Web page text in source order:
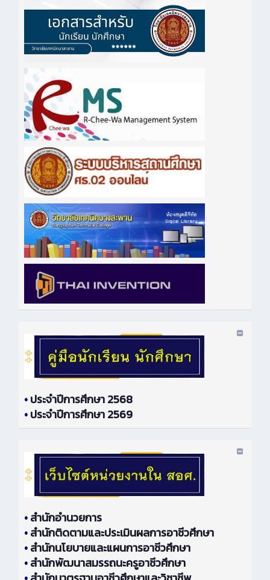
•ประจำปีการศึกษา 2568
•ประจำปีการศึกษา 2569
•สำนักอำนวยการ
•สำนักติดตามและประเมินผลการอาชีวศึกษา
•สำนักนโยบายและแผนการอาชีวศึกษา
•สำนักพัฒนาสมรรถนะครูอาชีวศึกษา